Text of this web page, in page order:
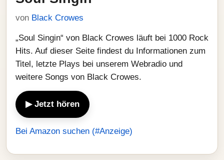
von Black Crowes
„Soul Singin“ von Black Crowes läuft bei 1000 Rock
Hits. Auf dieser Seite findest du Informationen zum
Titel, letzte Plays bei unserem Webradio und
weitere Songs von Black Crowes.
▶ Jetzt hören
Bei Amazon suchen (#Anzeige)